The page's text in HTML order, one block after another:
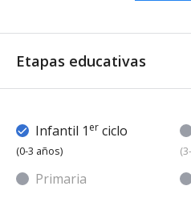
Etapas educativas
Infantil 1 er ciclo
(0-3 años)
Primaria